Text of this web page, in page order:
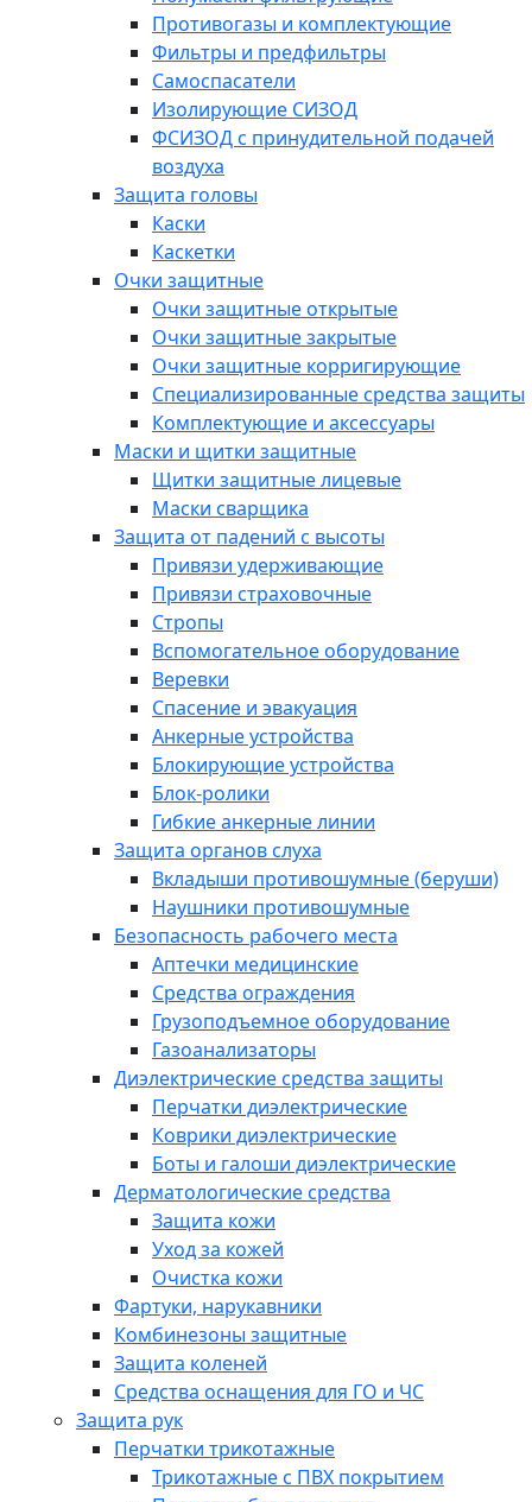
Противогазы и комплектующие
Фильтры и предфильтры
Самоспасатели
Изолирующие СИЗОД
ФСИЗОД с принудительной подачей
воздуха
Защита головы
Каски
Каскетки
Очки защитные
Очки защитные открытые
Очки защитные закрытые
Очки защитные корригирующие
Специализированные средства защиты
Комплектующие и аксессуары
Маски и щитки защитные
Щитки защитные лицевые
Маски сварщика
Защита от падений с высоты
Привязи удерживающие
Привязи страховочные
Стропы
Вспомогательное оборудование
Веревки
Спасение и эвакуация
Анкерные устройства
Блокирующие устройства
Блок-ролики
Гибкие анкерные линии
Защита органов слуха
Вкладыши противошумные (беруши)
Наушники противошумные
Безопасность рабочего места
Аптечки медицинские
Средства ограждения
Грузоподъемное оборудование
Газоанализаторы
Диэлектрические средства защиты
Перчатки диэлектрические
Коврики диэлектрические
Боты и галоши диэлектрические
Дерматологические средства
Защита кожи
Уход за кожей
Очистка кожи
Фартуки, нарукавники
Комбинезоны защитные
Защита коленей
Средства оснащения для ГО и ЧС
Защита рук
Перчатки трикотажные
Трикотажные с ПВХ покрытием